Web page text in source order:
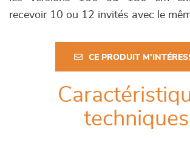
recevoir 10 ou 12 invités avec le
CE PRODUIT
techniques